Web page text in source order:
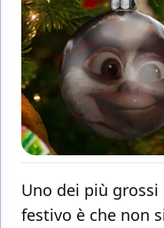
Uno dei più
festivo è che non